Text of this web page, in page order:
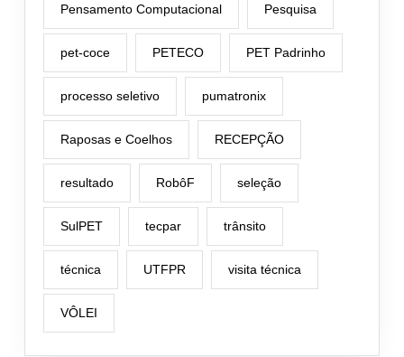
Pensamento Computacional Pesquisa
pet-coce PETECO PET Padrinho
processo seletivo pumatronix
Raposas e Coelhos RECEPÇÃO
resultado RobôF seleção
SulPET tecpar trânsito
técnica UTFPR visita técnica
VÔLEI